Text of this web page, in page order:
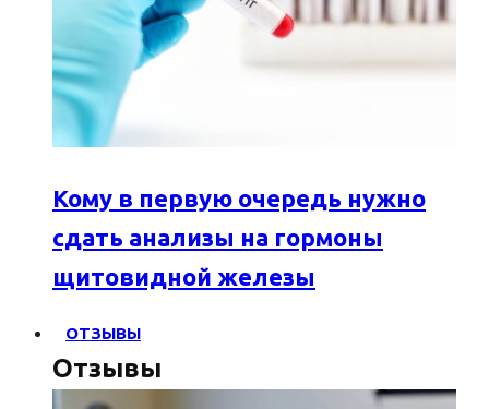
Кому в первую очередь нужно
сдать анализы на гормоны
щитовидной железы
ОТЗЫВЫ
Отзывы